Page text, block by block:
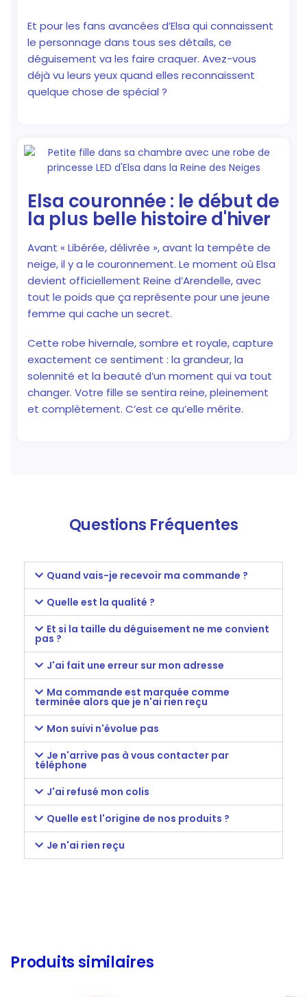
Et pour les fans avancées d’Elsa qui connaissent
le personnage dans tous ses détails, ce
déguisement va les faire craquer. Avez-vous
déjà vu leurs yeux quand elles reconnaissent
quelque chose de spécial ?
Elsa couronnée : le début de
la plus belle histoire d'hiver
Avant « Libérée, délivrée », avant la tempête de
neige, il y a le couronnement. Le moment où Elsa
devient officiellement Reine d’Arendelle, avec
tout le poids que ça représente pour une jeune
femme qui cache un secret.
Cette robe hivernale, sombre et royale, capture
exactement ce sentiment : la grandeur, la
solennité et la beauté d’un moment qui va tout
changer. Votre fille se sentira reine, pleinement
et complètement. C’est ce qu’elle mérite.
Questions Fréquentes
Quand vais-je recevoir ma commande ?
Quelle est la qualité ?
Et si la taille du déguisement ne me convient
pas ?
J'ai fait une erreur sur mon adresse
Ma commande est marquée comme
terminée alors que je n'ai rien reçu
Mon suivi n'évolue pas
Je n'arrive pas à vous contacter par
téléphone
J'ai refusé mon colis
Quelle est l'origine de nos produits ?
Je n'ai rien reçu
Produits similaires